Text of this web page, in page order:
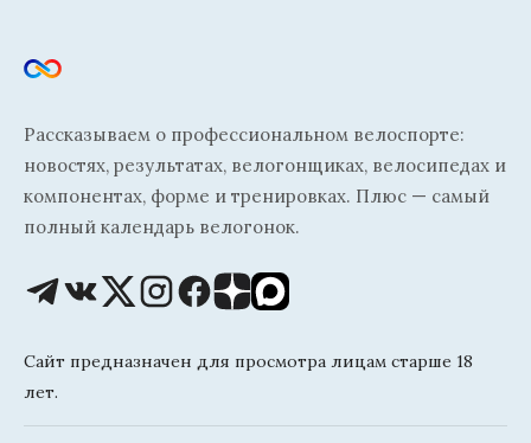
Рассказываем о профессиональном велоспорте:
новостях, результатах, велогонщиках, велосипедах и
компонентах, форме и тренировках. Плюс — самый
полный календарь велогонок.
Сайт предназначен для просмотра лицам старше 18
лет.